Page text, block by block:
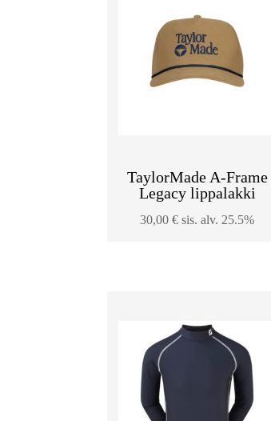
TaylorMade A-Frame
Legacy lippalakki
30,00€ sis. alv. 25.5%